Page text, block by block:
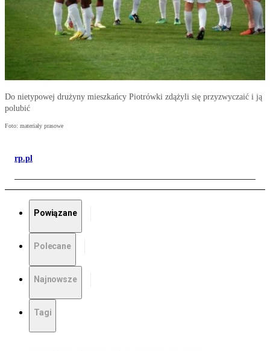
Do nietypowej drużyny mieszkańcy Piotrówki zdążyli się przyzwyczaić i ją
polubić
Foto: materiały prasowe
rp.pl
Powiązane
Polecane
Najnowsze
Tagi